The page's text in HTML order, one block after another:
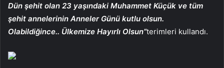
Dün şehit olan 23 yaşındaki Muhammet Küçük ve tüm
şehit annelerinin Anneler Günü kutlu olsun.
Olabildiğince.. Ülkemize Hayırlı Olsun”terimleri kullandı.